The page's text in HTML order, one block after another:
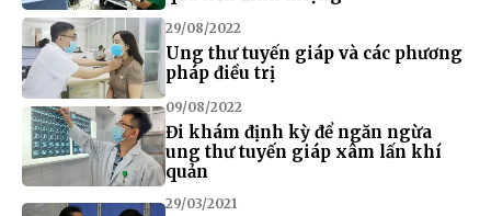
29/08/2022
Ung thư tuyến giáp và các phương
pháp điều trị
09/08/2022
Đi khám định kỳ để ngăn ngừa
ung thư tuyến giáp xâm lấn khí
quản
29/03/2021